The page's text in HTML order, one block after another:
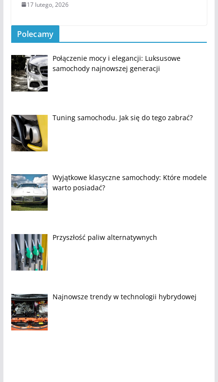
17 lutego, 2026
Polecamy
Połączenie mocy i elegancji: Luksusowe
samochody najnowszej generacji
Tuning samochodu. Jak się do tego zabrać?
Wyjątkowe klasyczne samochody: Które modele
warto posiadać?
Przyszłość paliw alternatywnych
Najnowsze trendy w technologii hybrydowej